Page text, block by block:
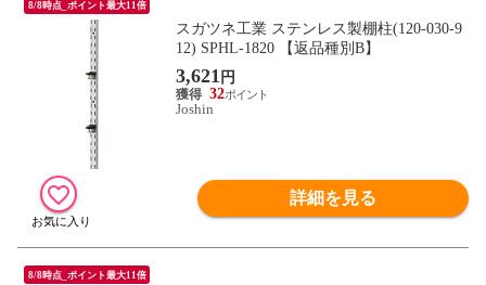
8/8時点_ポイント最大11倍
スガツネ工業 ステンレス製棚柱(120-030-9
12) SPHL-1820 【返品種別B】
3,621 円
32
Joshin
詳細を見る
8/8時点_ポイント最大11倍